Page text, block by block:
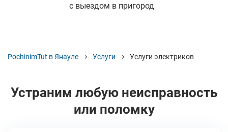
с выездом в пригород
PochinimTut в Янауле Услуги Услуги электриков
Устраним любую неисправность
или поломку